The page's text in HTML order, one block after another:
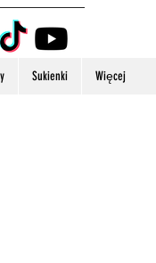
Sukienki Więcej